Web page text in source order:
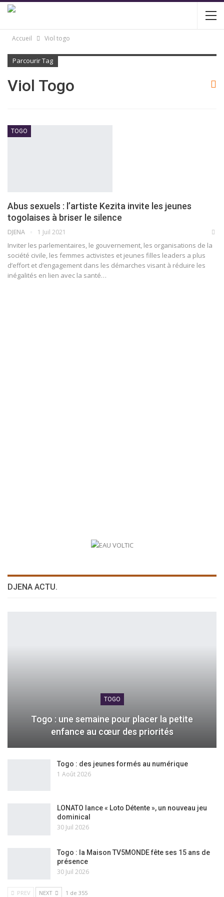
Accueil Viol togo
Parcourir Tag
Viol Togo
TOGO
Abus sexuels : l’artiste Kezita invite les jeunes
togolaises à briser le silence
DJENA 1 Juil 2021
Inviter les parlementaires, le gouvernement, les organisations de la
société civile, les femmes activistes et jeunes filles leaders a plus
d’effort et d’engagement dans les démarches visant à réduire les
inégalités en lien avec la santé…
DJENA ACTU.
TOGO
Togo : une semaine pour placer la petite
enfance au cœur des priorités
Togo : des jeunes formés au numérique
1 Août 2026
LONATO lance « Loto Détente », un nouveau jeu
dominical
30 Juil 2026
Togo : la Maison TV5MONDE fête ses 15 ans de
présence
30 Juil 2026
PREV NEXT 1 de 355